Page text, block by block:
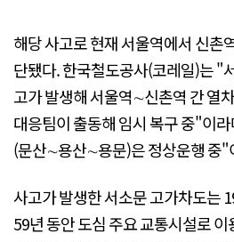
해당 사고로 현재 서울역에서 신촌
단됐다. 한국철도공사(코레일)는 "
고가 발생해 서울역∼신촌역 간 열
대응팀이 출동해 임시 복구 중"이
(문산∼용산∼용문)은 정상운행 중"
사고가 발생한 서소문 고가차도는
59년 동안 도심 주요 교통시설로